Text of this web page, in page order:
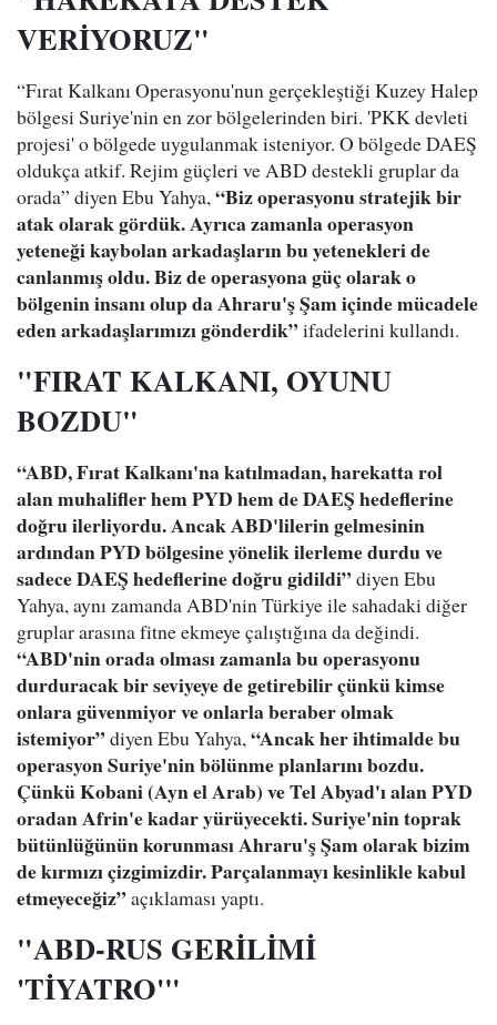
VERİYORUZ"
“Fırat Kalkanı Operasyonu'nun gerçekleştiği Kuzey Halep
bölgesi Suriye'nin en zor bölgelerinden biri. 'PKK devleti
projesi' o bölgede uygulanmak isteniyor. O bölgede DAEŞ
oldukça atkif. Rejim güçleri ve ABD destekli gruplar da
orada” diyen Ebu Yahya,“Biz operasyonu stratejik bir
atak olarak gördük. Ayrıca zamanla operasyon
yeteneği kaybolan arkadaşların bu yetenekleri de
canlanmış oldu. Biz de operasyona güç olarak o
bölgenin insanı olup da Ahraru'ş Şam içinde mücadele
eden arkadaşlarımızı gönderdik”ifadelerini kullandı.
"FIRAT KALKANI, OYUNU
BOZDU"
“ABD, Fırat Kalkanı'na katılmadan, harekatta rol
alan muhalifler hem PYD hem de DAEŞ hedeflerine
doğru ilerliyordu. Ancak ABD'lilerin gelmesinin
ardından PYD bölgesine yönelik ilerleme durdu ve
sadece DAEŞ hedeflerine doğru gidildi”diyen Ebu
Yahya, aynı zamanda ABD'nin Türkiye ile sahadaki diğer
gruplar arasına fitne ekmeye çalıştığına da değindi.
“ABD'nin orada olması zamanla bu operasyonu
durduracak bir seviyeye de getirebilir çünkü kimse
onlara güvenmiyor ve onlarla beraber olmak
istemiyor”diyen Ebu Yahya,“Ancak her ihtimalde bu
operasyon Suriye'nin bölünme planlarını bozdu.
Çünkü Kobani (Ayn el Arab) ve Tel Abyad'ı alan PYD
oradan Afrin'e kadar yürüyecekti. Suriye'nin toprak
bütünlüğünün korunması Ahraru'ş Şam olarak bizim
de kırmızı çizgimizdir. Parçalanmayı kesinlikle kabul
etmeyeceğiz”açıklaması yaptı.
"ABD-RUS GERİLİMİ
'TİYATRO'"